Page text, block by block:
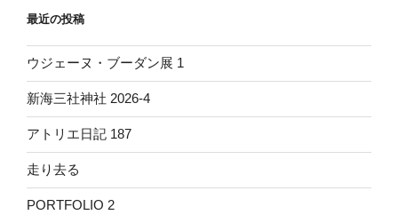
最近の投稿
ウジェーヌ・ブーダン展 1
新海三社神社 2026-4
アトリエ日記 187
走り去る
PORTFOLIO 2